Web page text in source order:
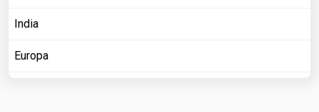
India
Europa